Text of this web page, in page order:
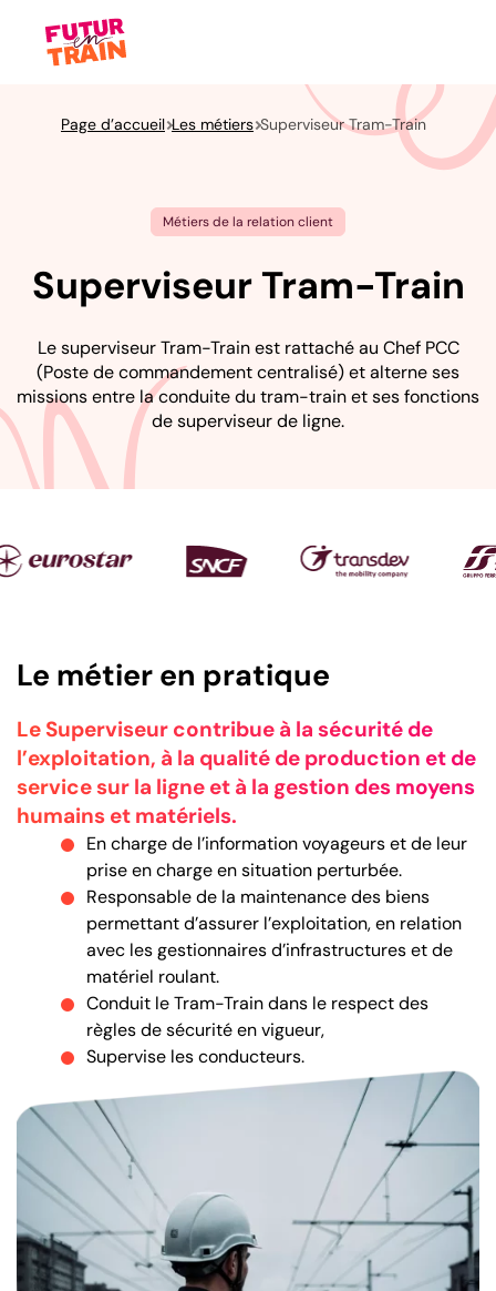
Page d’accueil Les métiers Superviseur Tram-Train
Métiers de la relation client
Superviseur Tram-Train
Le superviseur Tram-Train est rattaché au Chef PCC
(Poste de commandement centralisé) et alterne ses
missions entre la conduite du tram-train et ses fonctions
de superviseur de ligne.
Liste logo
Le métier en pratique
Le Superviseur contribue à la sécurité de
l’exploitation, à la qualité de production et de
service sur la ligne et à la gestion des moyens
humains et matériels.
En charge de l’information voyageurs et de leur
prise en charge en situation perturbée.
Responsable de la maintenance des biens
permettant d’assurer l’exploitation, en relation
avec les gestionnaires d’infrastructures et de
matériel roulant.
Conduit le Tram-Train dans le respect des
règles de sécurité en vigueur,
Supervise les conducteurs.